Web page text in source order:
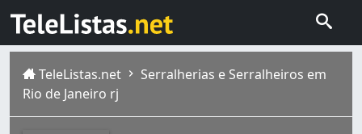
TeleListas.net
Serralherias e Serralheiros em
Rio de Janeiro rj